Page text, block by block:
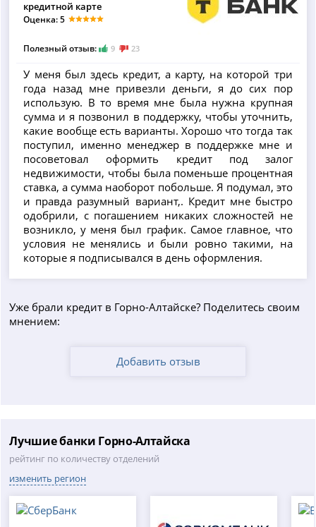
кредитной карте
Оценка: 5
Полезный отзыв: 9 23
У меня был здесь кредит, а карту, на которой три
года назад мне привезли деньги, я до сих пор
использую. В то время мне была нужна крупная
сумма и я позвонил в поддержку, чтобы уточнить,
какие вообще есть варианты. Хорошо что тогда так
поступил, именно менеджер в поддержке мне и
посоветовал оформить кредит под залог
недвижимости, чтобы была поменьше процентная
ставка, а сумма наоборот побольше. Я подумал, это
и правда разумный вариант,. Кредит мне быстро
одобрили, с погашением никаких сложностей не
возникло, у меня был график. Самое главное, что
условия не менялись и были ровно такими, на
которые я подписывался в день оформления.
Уже брали кредит в Горно-Алтайске? Поделитесь своим
мнением:
Добавить отзыв
Лучшие банки Горно-Алтайска
рейтинг по количеству отделений
изменить регион